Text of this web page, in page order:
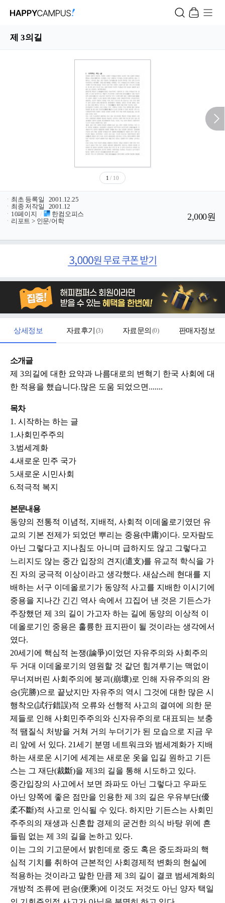
제 3의길
1 / 10
ㆍ 최초 등록일
2001.12.25
ㆍ 최종 저작일
2001.12
ㆍ 10페이지 /
한컴오피스
ㆍ 리포트 > 인문/어학 2,000원
상세정보 자료후기 (3) 자료문의 (0) 판매자정보
소개글
제 3의길에 대한 요약과 나름대로의 변혁기 한국 사회에 대
한 적용을 했습니다.많은 도움 되었으면.......
목차
1. 시작하는 하는 글
1.사회민주주의
3.범세계화
4.새로운 민주 국가
5.새로운 시민사회
6.적극적 복지
본문내용
동양의 전통적 이념적, 지배적, 사회적 이데올로기였던 유
교의 기본 전제가 되었던 뿌리는 중용(中庸)이다. 모자람도
아닌 그렇다고 지나침도 아니며 급하지도 않고 그렇다고
느리지도 않는 중간 입장의 견지(遣支)를 유교적 학식을 가
진 자의 궁극적 이상이라고 생각했다. 새삼스레 현대를 지
배하는 서구 이데올로기가 동양적 사고를 지배한 이시기에
중용을 지나간 긴긴 역사 속에서 끄집어 낸 것은 기든스가
주장했던 제 3의 길이 가고자 하는 길에 동양의 이상적 이
데올로기인 중용은 훌륭한 표지판이 될 것이라는 생각에서
였다.
20세기에 핵심적 논쟁(論爭)이었던 자유주의와 사회주의
두 거대 이데올로기의 영원할 것 같던 힘겨루기는 맥없이
무너져버린 사회주의에 붕괴(崩壞)로 인해 자유주의의 완
승(完勝)으로 끝났지만 자유주의 역시 그것에 대한 많은 시
행착오(試行錯誤)적 오류와 선행적 사고의 결여에 의한 문
제들로 인해 사회민주주의와 신자유주의로 대표되는 보충
적 땜질식 처방을 거쳐 거의 누더기가 된 모습으로 지금 우
리 앞에 서 있다. 21세기 분명 네트워크와 범세계화가 지배
하는 새로운 시기에 세계는 새로운 옷을 입길 원하고 기든
스는 그 재단(裁斷)을 제3의 길을 통해 시도하고 있다.
중간입장의 사고에서 보면 좌파도 아닌 그렇다고 우파도
아닌 양쪽에 좋은 점만을 인용한 제 3의 길은 우유부단(優
柔不斷)적 사고로 인식될 수 있다. 하지만 기든스는 사회민
주주의의 재생과 신혼합 경제의 굳건한 의식 바탕 위에 흔
들림 없는 제 3의 길을 논하고 있다.
이는 그의 기고문에서 밝힌데로 중도 혹은 중도좌파의 핵
심적 기치를 취하여 근본적인 사회경제적 변화의 현실에
적용하는 것이라고 말한 만큼 제 3의 길이 결코 범세계화의
개방적 조류에 편승(便乘)에 이것도 저것도 아닌 양자 택일